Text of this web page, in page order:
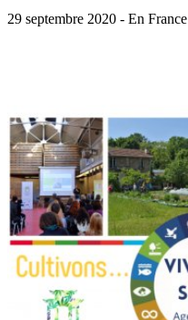
29 septembre 2020 - En France